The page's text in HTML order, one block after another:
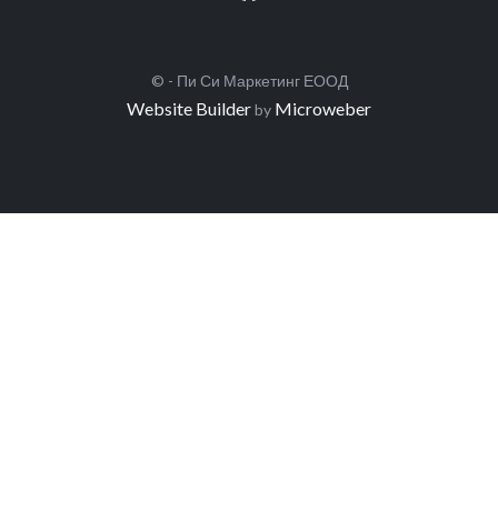
© - Пи Си Маркетинг ЕООД
Website Builderby Microweber